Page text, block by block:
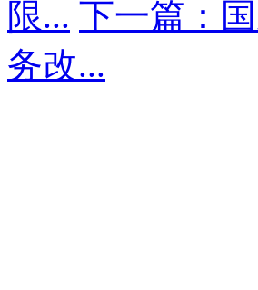
限... 下一篇：
务改...